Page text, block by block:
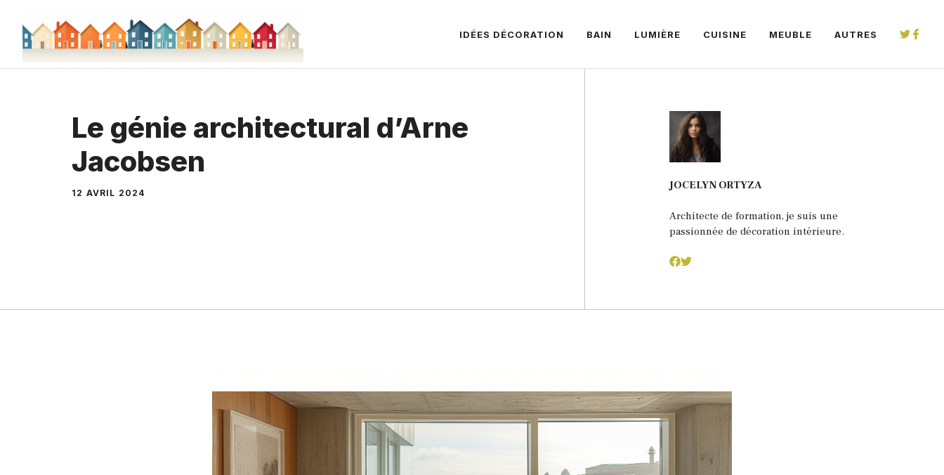
contenu
IDÉES DÉCORATION BAIN LUMIÈRE CUISINE MEUBLE AUTRES
Le génie architectural d’Arne
Jacobsen
12 AVRIL 2024
JOCELYN ORTYZA
Architecte de formation, je suis une
passionnée de décoration intérieure.